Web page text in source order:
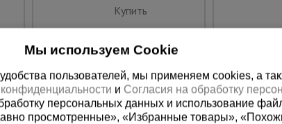
Купить
Мы используем Cookie
пользователей, мы применяем cookies, а
и Согласия на обработку
персональных данных и использование
просмотренные», «Избранные товары»,